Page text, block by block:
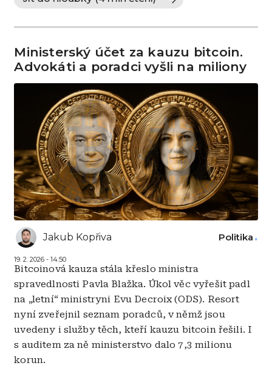
Ministerský účet za kauzu bitcoin.
Advokáti a poradci vyšli na miliony
Jakub Kopřiva
19. 2. 2026 - 14:50
Politika
Bitcoinová kauza stála křeslo ministra
spravedlnosti Pavla Blažka. Úkol věc vyřešit padl
na „letní“ ministryni Evu Decroix (ODS). Resort
nyní zveřejnil seznam poradců, v němž jsou
uvedeny i služby těch, kteří kauzu bitcoin řešili. I
s auditem za ně ministerstvo dalo 7,3 milionu
korun.